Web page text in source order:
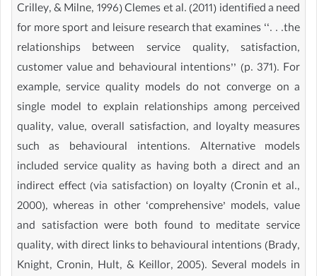
Crilley, & Milne, 1996) Clemes et al. (2011) identified a need
for more sport and leisure research that examines ‘‘. . .the
relationships between service quality, satisfaction,
customer value and behavioural intentions’’ (p. 371). For
example, service quality models do not converge on a
single model to explain relationships among perceived
quality, value, overall satisfaction, and loyalty measures
such as behavioural intentions. Alternative models
included service quality as having both a direct and an
indirect effect (via satisfaction) on loyalty (Cronin et al.,
2000), whereas in other ‘comprehensive’ models, value
and satisfaction were both found to meditate service
quality, with direct links to behavioural intentions (Brady,
Knight, Cronin, Hult, & Keillor, 2005). Several models in